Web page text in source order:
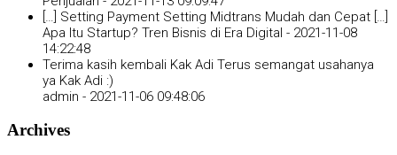
[…] Setting Payment Setting Midtrans Mudah dan Cepat […]
Apa Itu Startup? Tren Bisnis di Era Digital - 2021-11-08
14:22:48
Terima kasih kembali Kak Adi Terus semangat usahanya
ya Kak Adi :)
admin - 2021-11-06 09:48:06
Archives